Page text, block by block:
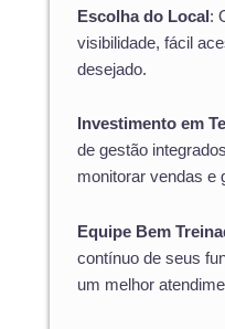
Escolha do Local :
visibilidade, fácil
desejado.
Investimento em
de gestão
monitorar vendas e
Equipe Bem
contínuo de seus
um melhor